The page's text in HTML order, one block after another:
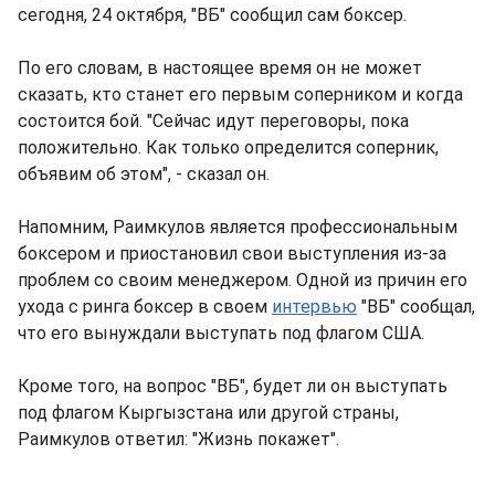
сегодня, 24 октября, "ВБ" сообщил сам боксер.
По его словам, в настоящее время он не может
сказать, кто станет его первым соперником и когда
состоится бой. "Сейчас идут переговоры, пока
положительно. Как только определится соперник,
объявим об этом", - сказал он.
Напомним, Раимкулов является профессиональным
боксером и приостановил свои выступления из-за
проблем со своим менеджером. Одной из причин его
ухода с ринга боксер в своем интервью "ВБ" сообщал,
что его вынуждали выступать под флагом США.
Кроме того, на вопрос "ВБ", будет ли он выступать
под флагом Кыргызстана или другой страны,
Раимкулов ответил: "Жизнь покажет".